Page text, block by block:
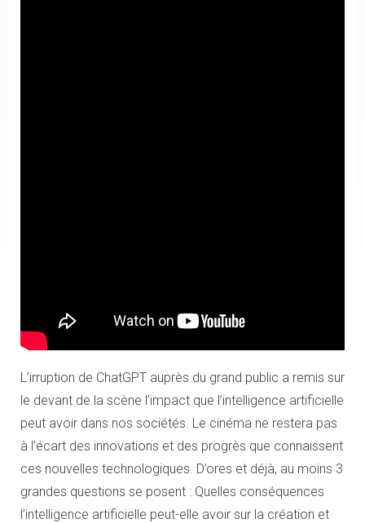
L’irruption de ChatGPT auprès du grand public a remis sur
le devant de la scène l’impact que l’intelligence artificielle
peut avoir dans nos sociétés. Le cinéma ne restera pas
à l’écart des innovations et des progrès que connaissent
ces nouvelles technologiques. D’ores et déjà, au moins 3
grandes questions se posent : Quelles conséquences
l’intelligence artificielle peut-elle avoir sur la création et